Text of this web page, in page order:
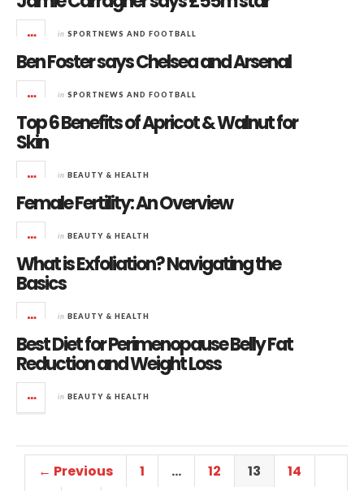
in SPORTNEWS AND FOOTBALL
Ben Foster says Chelsea and Arsenal
in SPORTNEWS AND FOOTBALL
Top 6 Benefits of Apricot & Walnut for
Skin
in BEAUTY & HEALTH
Female Fertility: An Overview
in BEAUTY & HEALTH
What is Exfoliation? Navigating the
Basics
in BEAUTY & HEALTH
Best Diet for Perimenopause Belly Fat
Reduction and Weight Loss
in BEAUTY & HEALTH
← Previous 1 … 12 13
14